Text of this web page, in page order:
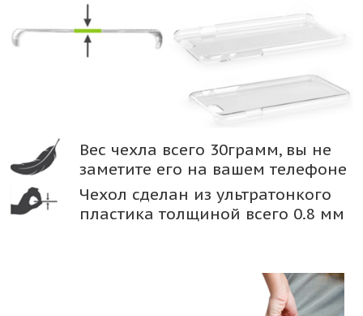
Вес чехла всего 30грамм, вы не
заметите его на вашем телефоне
Чехол сделан из ультратонкого
пластика толщиной всего 0.8 мм